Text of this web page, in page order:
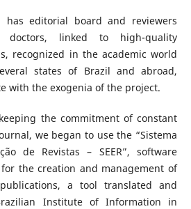
has editorial board and reviewers
doctors, linked to high-quality
recognized in the academic world
states of Brazil and abroad,
with the exogenia of the project.
the commitment of constant
we began to use the “Sistema
de Revistas – SEER”, software
the creation and management of
a tool translated and
Institute of Information in